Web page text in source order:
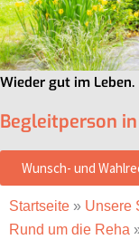
Wieder gut im Leben.
Begleitperson
Wunsch- und
Startseite » Unsere
Rund um die Reha